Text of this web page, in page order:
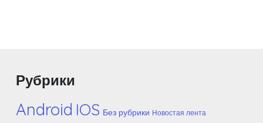
Рубрики
Android IOS Без рубрики Новостая лента